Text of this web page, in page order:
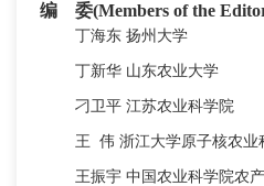
编 委(Members of the
丁海东 扬州大学
丁新华 山东农业大学
刁卫平 江苏农业科学院
王 伟 浙江大学原子核农业
王振宇 中国农业科学院农